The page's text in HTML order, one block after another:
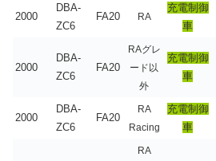
2000
DBA-
ZC6
FA20 RA
充電制御
車
2000
DBA-
ZC6
FA20
RAグレ
ード以
外
充電制御
車
2000
DBA-
ZC6
FA20
RA
Racing
充電制御
車
RA